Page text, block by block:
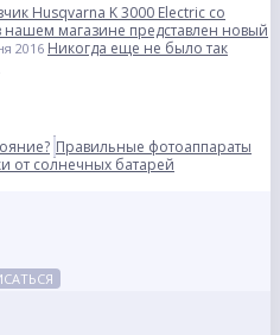
Husqvarna K 3000 Electric со
нашем магазине представлен новый
2016 Никогда еще не было так
Правильные фотоаппараты
от солнечных батарей